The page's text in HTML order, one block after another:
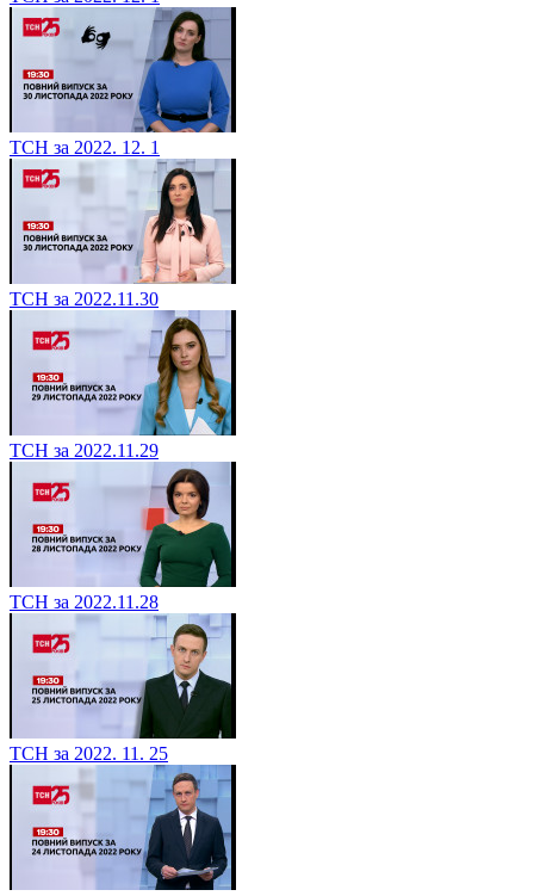
ТСН за 2022. 12. 1
ТСН за 2022.11.30
ТСН за 2022.11.29
ТСН за 2022.11.28
ТСН за 2022. 11. 25